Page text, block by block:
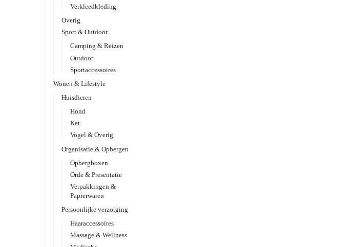
Verkleedkleding
Overig
Sport & Outdoor
Camping & Reizen
Outdoor
Sportaccessoires
Wonen & Lifestyle
Huisdieren
Hond
Kat
Vogel & Overig
Organisatie & Opbergen
Opbergboxen
Orde & Presentatie
Verpakkingen &
Papierwaren
Persoonlijke verzorging
Haaraccessoires
Massage & Wellness